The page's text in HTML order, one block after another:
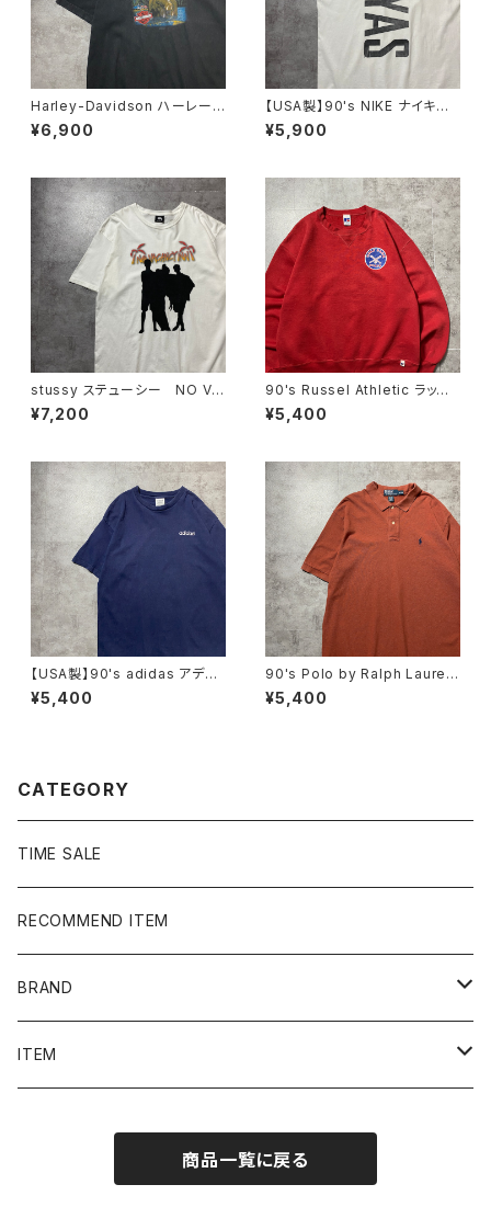
Harley-Davidson ハーレーダ
ビッドソン ヘラジカ プリン
ト コピーライト2016 ブラッ
¥6,900
【USA製】90's NIKE ナイキ
Georgetown Hoyas バックプ
リント ホワイト 白 ノースリ
¥5,900
stussy ステューシー NO VA
CATION INN グラフィック プ
リント ホワイト 白 Tシャツ
¥7,200
90's Russel Athletic ラッセ
ルアスレチック ローカルベー
スボールチーム プリント 前V
¥5,400
【USA製】90's adidas アディ
ダス 刺繍ワンポイント ネイ
ビー ヘビーオンス Tシャツ
¥5,400
90's Polo by Ralph Lauren
ポロバイラルフローレン 刺繍
ワンポイント ポニー ブラウ
¥5,400
CATEGORY
TIME SALE
RECOMMEND ITEM
BRAND
NIKE
ITEM
商品一覧に戻る